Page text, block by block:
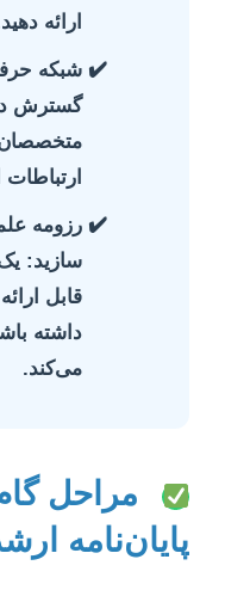
ارائه
شبکه
گسترش
متخصصان
رزومه
سازید:
قابل
داشته
می‌کند.
مراحل
پایان‌نامه